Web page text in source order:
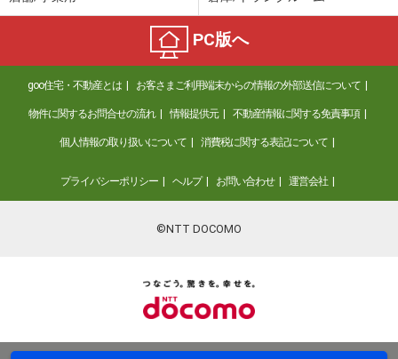
PC版へ
goo住宅・不動産とは お客さまご利用端末からの情報の外部送信について
物件に関するお問合せの流れ 情報提供元 不動産情報に関する免責事項
個人情報の取り扱いについて 消費税に関する表記について
プライバシーポリシー ヘルプ お問い合わせ 運営会社
©NTT DOCOMO